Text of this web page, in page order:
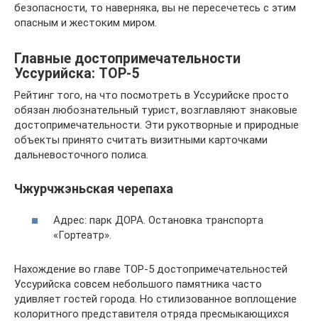
безопасности, то наверняка, вы не пересечетесь с этим
опасным и жестоким миром.
Главные достопримечательности
Уссурийска: TOP-5
Рейтинг того, на что посмотреть в Уссурийске просто
обязан любознательный турист, возглавляют знаковые
достопримечательности. Эти рукотворные и природные
объекты принято считать визитными карточками
дальневосточного полиса.
Чжурчжэньская черепаха
Адрес: парк ДОРА. Остановка транспорта
«Гортеатр».
Нахождение во главе TOP-5 достопримечательностей
Уссурийска совсем небольшого памятника часто
удивляет гостей города. Но стилизованное воплощение
колоритного представителя отряда пресмыкающихся